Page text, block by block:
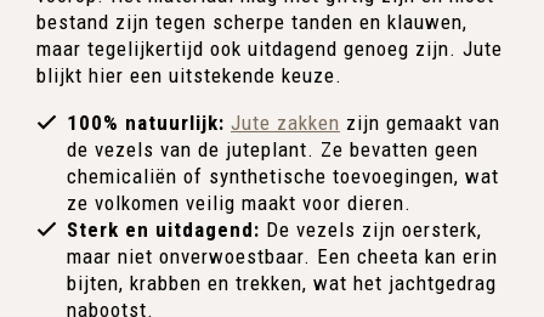
bestand zijn tegen scherpe tanden en klauwen,
maar tegelijkertijd ook uitdagend genoeg zijn. Jute
blijkt hier een uitstekende keuze.
100% natuurlijk: Jute zakken zijn gemaakt van
de vezels van de juteplant. Ze bevatten geen
chemicaliën of synthetische toevoegingen, wat
ze volkomen veilig maakt voor dieren.
Sterk en uitdagend: De vezels zijn oersterk,
maar niet onverwoestbaar. Een cheeta kan erin
bijten, krabben en trekken, wat het jachtgedrag
nabootst.